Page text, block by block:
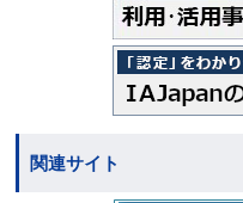
関連サイト